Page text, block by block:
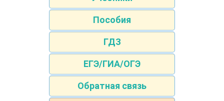
Пособия
ГДЗ
ЕГЭ/ГИА/ОГЭ
Обратная связь